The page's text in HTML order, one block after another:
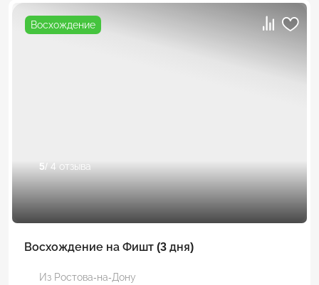
Восхождение
5/ 4 отзыва
Восхождение на Фишт (3 дня)
Из Ростова-на-Дону